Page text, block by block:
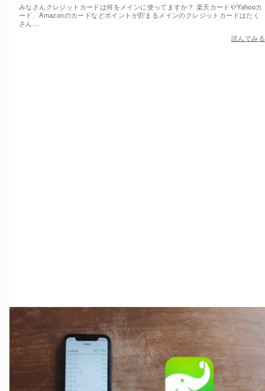
みなさんクレジットカードは何をメインに使ってますか？ 楽天カードやYahooカ
ード、Amazonのカードなどポイントが貯まるメインのクレジットカードはたく
さん…
読んでみる